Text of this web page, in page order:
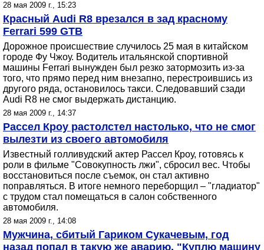
28 мая 2009 г., 15:23
Красный Audi R8 врезался в зад красному
Ferrari 599 GTB
Дорожное происшествие случилось 25 мая в китайском
городе Фу Чжоу. Водитель итальянской спортивной
машины Ferrari вынужден был резко затормозить из-за
того, что прямо перед ним внезапно, перестроившись из
другого ряда, остановилось такси. Следовавший сзади
Audi R8 не смог выдержать дистанцию.
28 мая 2009 г., 14:37
Рассел Кроу растолстел настолько, что не смог
вылезти из своего автомобиля
Известный голливудский актер Рассел Кроу, готовясь к
роли в фильме "Совокупность лжи", сбросил вес. Чтобы
восстановиться после съемок, он стал активно
поправляться. В итоге немного переборщил – "гладиатор"
с трудом стал помещаться в салон собственного
автомобиля.
28 мая 2009 г., 14:08
Мужчина, сбитый Гариком Сукачевым, год
назад попал в такую же аварию. "Куплю машину